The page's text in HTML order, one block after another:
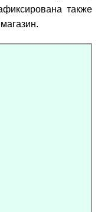
также